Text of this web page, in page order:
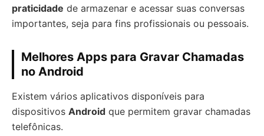
praticidade de armazenar e acessar suas conversas
importantes, seja para fins profissionais ou pessoais.
Melhores Apps para Gravar Chamadas
no Android
Existem vários aplicativos disponíveis para
dispositivos Android que permitem gravar chamadas
telefônicas.